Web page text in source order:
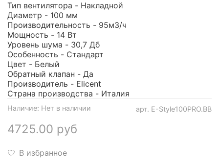
арт. E-Style100PRO.BB
Наличие: Нет в наличии
4725.00 руб
В избранное
Тип вентилятора - Накладной
Диаметр - 100 мм
Производительность - 95м3/ч
Мощность - 14 Вт
Уровень шума - 30,7 Дб
Особенность - Стандарт
Цвет - Белый
Обратный клапан - Да
Производитель - Elicent
Страна производства - Италия